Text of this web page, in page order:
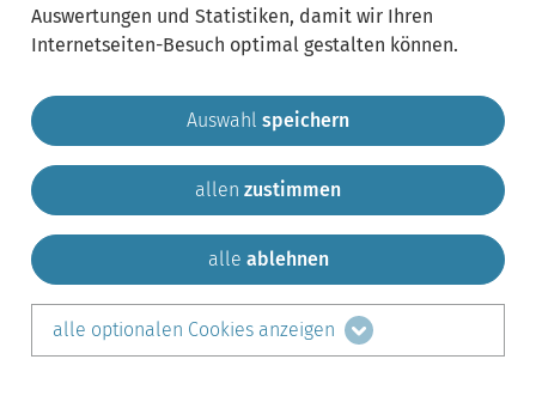
Gemeinde Krailling Impressum
Sitemap
Kontakt
teilen auf:
LinkedIn
Auswertungen und Statistiken, damit wir Ihren
Internetseiten-Besuch optimal gestalten können.
Auswahl speichern
allen zustimmen
alle ablehnen
alle optionalen Cookies anzeigen